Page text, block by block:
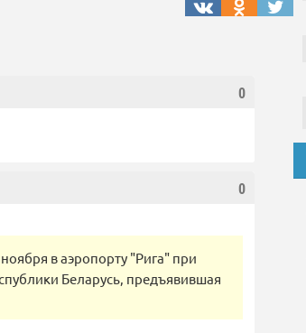
0
0
в аэропорту "Рига" при
Беларусь, предъявившая